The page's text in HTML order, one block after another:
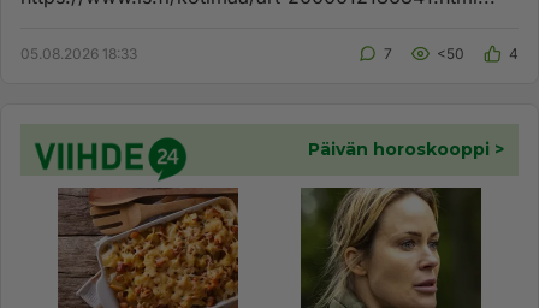
05.08.2026 18:33 7 <50 4